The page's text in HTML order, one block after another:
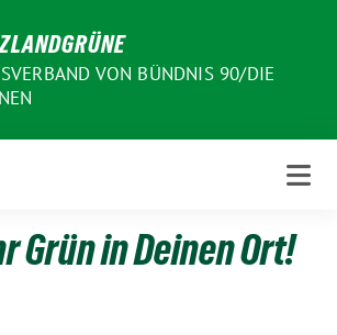
VON BÜNDNIS 90/DIE
Grün in Deinen Ort!